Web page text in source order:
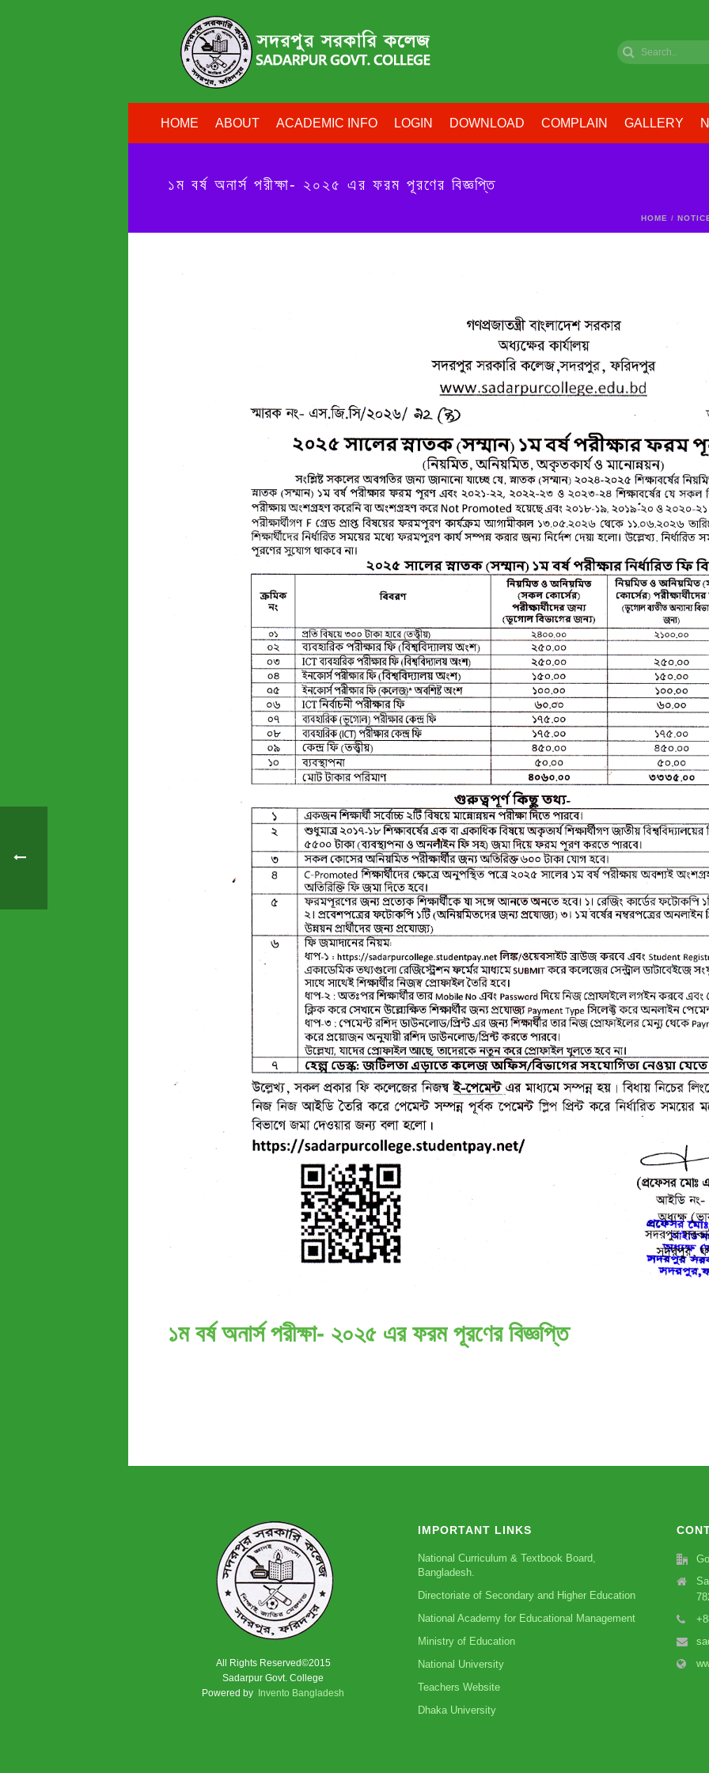
HOME ABOUT ACADEMIC INFO LOGIN DOWNLOAD COMPLAIN GALLERY
১ম বর্ষ অনার্স পরীক্ষা- ২০২৫ এর ফরম পূরণের বিজ্ঞপ্তি
HOME /
১ম বর্ষ অনার্স পরীক্ষা- ২০২৫ এর ফরম পূরণের বিজ্ঞপ্তি
All Rights Reserved©2015
Sadarpur Govt. College
Powered by Invento Bangladesh
IMPORTANT LINKS
National Curriculum & Textbook Board,
Bangladesh.
Directoriate of Secondary and Higher Education
National Academy for Educational Management
Ministry of Education
National University
Teachers Website
Dhaka University